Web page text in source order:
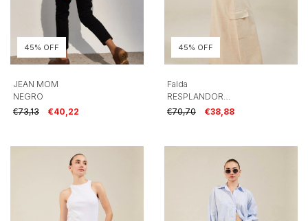
45% OFF
JEAN MOM
NEGRO
€73,13
€40,22
45% OFF
Falda
RESPLANDOR
CRUDA
€70,70 €38,88